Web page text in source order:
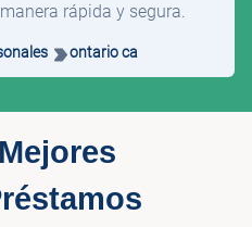
rápida y segura.
ontario ca